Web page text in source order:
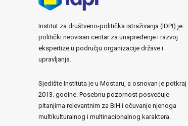
Institut za društveno-politička istraživanja (IDPI) je
politički neovisan centar za unapređenje i razvoj
ekspertize u području organizacije države i
upravljanja.
Sjedište Instituta je u Mostaru, a osnovan je potkraj
2013. godine. Posebnu pozornost posvećuje
pitanjima relevantnim za BiH i očuvanje njenoga
multikulturalnog i multinacionalnog karaktera.